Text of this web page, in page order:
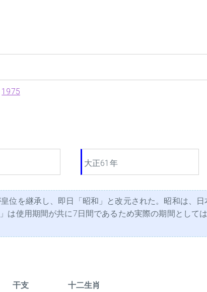
1975
大正61年
位を継承し、即日「昭和」と改元された。昭和は、
は使用期間が共に7日間であるため実際の期間として
干支 十二生肖